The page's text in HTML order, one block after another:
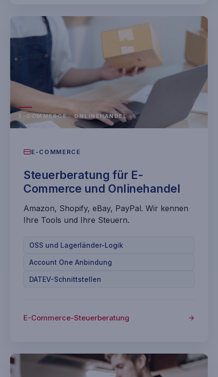
E-COMMERCE · ONLINEHANDEL
E-COMMERCE
Steuerberatung für E-
Commerce und Onlinehandel
Amazon, Shopify, eBay, PayPal. Wir kennen
Ihre Tools und Ihre Steuern.
OSS und Lagerländer-Logik
Account One Anbindung
DATEV-Schnittstellen
E-Commerce-Steuerberatung